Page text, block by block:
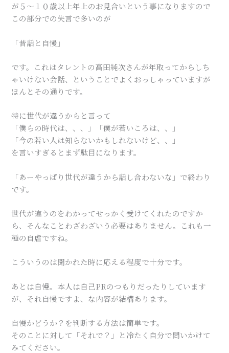
が５～１０歳以上年上のお見合いという事になりますので
この部分での失言で多いのが
「昔話と自慢」
です。これはタレントの高田純次さんが年取ってからしち
ゃいけない会話、ということでよくおっしゃっていますが
ほんとその通りです。
特に世代が違うからと言って
「僕らの時代は、、、」「僕が若いころは、、」
「今の若い人は知らないかもしれないけど、、」
を言いすぎるとまず駄目になります。
「あーやっぱり世代が違うから話し合わないな」で終わり
です。
世代が違うのをわかってせっかく受けてくれたのですか
ら、そんなことわざわざいう必要はありません。これも一
種の自虐ですね。
こういうのは聞かれた時に応える程度で十分です。
あとは自慢。本人は自己PRのつもりだったりしています
が、それ自慢ですよ、な内容が結構あります。
自慢かどうか？を判断する方法は簡単です。
そのことに対して「それで？」と冷たく自分で問いかけて
みてください。